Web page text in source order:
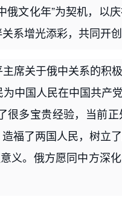
俄文化年”为契机，以
系增光添彩，共同开
席关于俄中关系的积
中国人民在中国共产
很多宝贵经验，当前
福了两国人民，树立
义。俄方愿同中方深